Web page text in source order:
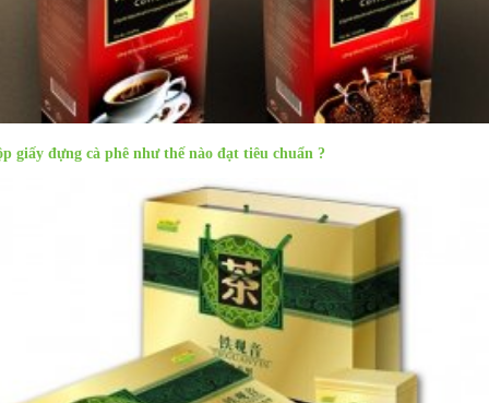
giấy đựng cà phê như thế nào đạt tiêu chuẩn ?